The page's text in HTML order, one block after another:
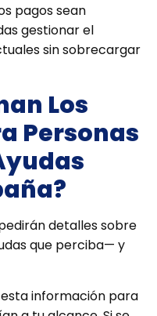
pagos sean
gestionar el
sin sobrecargar
Los
Personas
detalles sobre
que perciba— y
información para